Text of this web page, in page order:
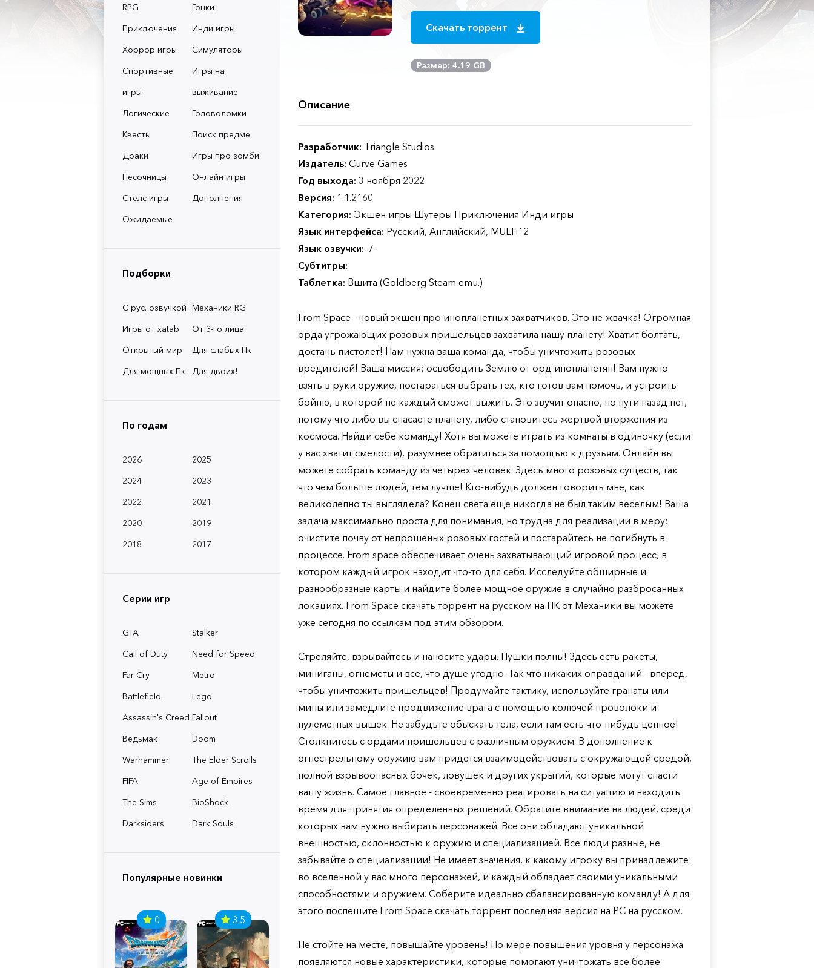
RPG
Гонки
Приключения
Инди игры
Хоррор игры
Симуляторы
Спортивные
игры
Игры на
выживание
Логические
Головоломки
Квесты
Поиск предме.
Драки
Игры про зомби
Песочницы
Онлайн игры
Стелс игры
Дополнения
Ожидаемые
Подборки
С рус. озвучкой Механики RG
Игры от xatab
От 3-го лица
Открытый мир
Для слабых Пк
Для мощных Пк
Для двоих!
По годам
2026
2025
2024
2023
2022
2021
2020
2019
2018
2017
Серии игр
GTA
Stalker
Call of Duty
Need for Speed
Far Cry
Metro
Battlefield
Lego
Assassin's Creed Fallout
Ведьмак
Doom
Warhammer
The Elder Scrolls
FIFA
Age of Empires
The Sims
BioShock
Darksiders
Dark Souls
Популярные новинки
0 3.5
Скачать торрент
Размер: 4.19 GB
Описание
Разработчик: Triangle Studios
Издатель: Curve Games
Год выхода: 3 ноября 2022
Версия: 1.1.2160
Категория: Экшен игры Шутеры Приключения Инди игры
Язык интерфейса: Русский, Английский, MULTi12
Язык озвучки: -/-
Субтитры:
Таблетка: Вшита (Goldberg Steam emu.)
From Space - новый экшен про инопланетных захватчиков. Это не жвачка! Огромная
орда угрожающих розовых пришельцев захватила нашу планету! Хватит болтать,
достань пистолет! Нам нужна ваша команда, чтобы уничтожить розовых
вредителей! Ваша миссия: освободить Землю от орд инопланетян! Вам нужно
взять в руки оружие, постараться выбрать тех, кто готов вам помочь, и устроить
бойню, в которой не каждый сможет выжить. Это звучит опасно, но пути назад нет,
потому что либо вы спасаете планету, либо становитесь жертвой вторжения из
космоса. Найди себе команду! Хотя вы можете играть из комнаты в одиночку (если
у вас хватит смелости), разумнее обратиться за помощью к друзьям. Онлайн вы
можете собрать команду из четырех человек. Здесь много розовых существ, так
что чем больше людей, тем лучше! Кто-нибудь должен говорить мне, как
великолепно ты выглядела? Конец света еще никогда не был таким веселым! Ваша
задача максимально проста для понимания, но трудна для реализации в меру:
очистите почву от непрошеных розовых гостей и постарайтесь не погибнуть в
процессе. From space обеспечивает очень захватывающий игровой процесс, в
котором каждый игрок находит что-то для себя. Исследуйте обширные и
разнообразные карты и найдите более мощное оружие в случайно разбросанных
локациях. From Space скачать торрент на русском на ПК от Механики вы можете
уже сегодня по ссылкам под этим обзором.
Стреляйте, взрывайтесь и наносите удары. Пушки полны! Здесь есть ракеты,
миниганы, огнеметы и все, что душе угодно. Так что никаких оправданий - вперед,
чтобы уничтожить пришельцев! Продумайте тактику, используйте гранаты или
мины или замедлите продвижение врага с помощью колючей проволоки и
пулеметных вышек. Не забудьте обыскать тела, если там есть что-нибудь ценное!
Столкнитесь с ордами пришельцев с различным оружием. В дополнение к
огнестрельному оружию вам придется взаимодействовать с окружающей средой,
полной взрывоопасных бочек, ловушек и других укрытий, которые могут спасти
вашу жизнь. Самое главное - своевременно реагировать на ситуацию и находить
время для принятия определенных решений. Обратите внимание на людей, среди
которых вам нужно выбирать персонажей. Все они обладают уникальной
внешностью, склонностью к оружию и специализацией. Все люди разные, не
забывайте о специализации! Не имеет значения, к какому игроку вы принадлежите:
во вселенной у вас много персонажей, и каждый обладает своими уникальными
способностями и оружием. Соберите идеально сбалансированную команду! А для
этого поспешите From Space скачать торрент последняя версия на PC на русском.
Не стойте на месте, повышайте уровень! По мере повышения уровня у персонажа
появляются новые характеристики, которые помогают уничтожать все более